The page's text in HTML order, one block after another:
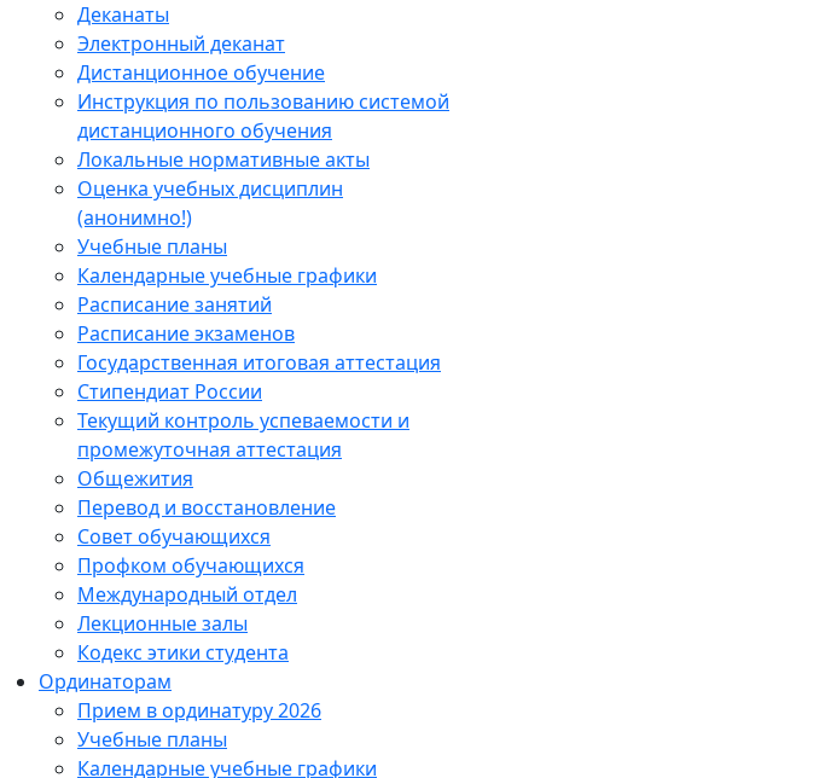
Деканаты
Электронный деканат
Дистанционное обучение
Инструкция по пользованию системой
дистанционного обучения
Локальные нормативные акты
Оценка учебных дисциплин
(анонимно!)
Учебные планы
Календарные учебные графики
Расписание занятий
Расписание экзаменов
Государственная итоговая аттестация
Стипендиат России
Текущий контроль успеваемости и
промежуточная аттестация
Общежития
Перевод и восстановление
Совет обучающихся
Профком обучающихся
Международный отдел
Лекционные залы
Кодекс этики студента
Ординаторам
Прием в ординатуру 2026
Учебные планы
Календарные учебные графики